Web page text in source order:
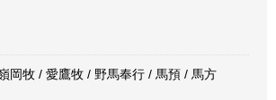
岡牧 / 愛鷹牧 / 野馬奉行 / 馬預 / 馬方